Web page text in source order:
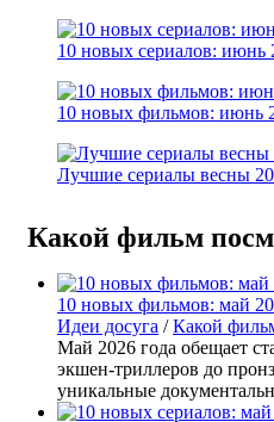
10 новых сериалов: июнь
10 новых фильмов: июнь
Лучшие сериалы весны
Какой фильм
10 новых фильмов: май
Идеи досуга /Какой
Май 2026 года обещает
экшен‑триллеров до
уникальные